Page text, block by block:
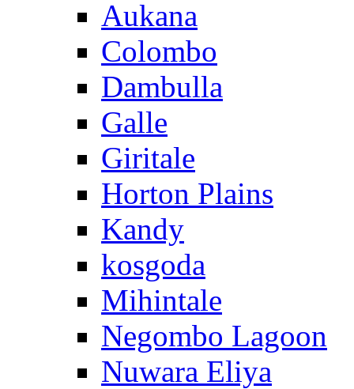
Aukana
Colombo
Dambulla
Galle
Giritale
Horton Plains
Kandy
kosgoda
Mihintale
Negombo Lagoon
Nuwara Eliya